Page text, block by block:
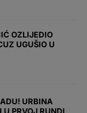
OZLIJEDIO
UGUŠIO U
URBINA
U PRVOJ RUNDI